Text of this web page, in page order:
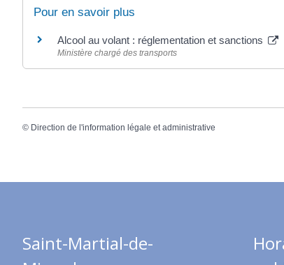
Pour en savoir plus
Alcool au volant : réglementation et sanctions
Ministère chargé des transports
© Direction de l'information légale et administrative
Saint-Martial-de-